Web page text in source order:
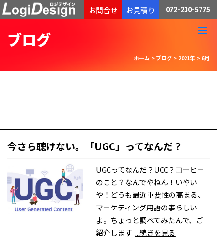
通販物流専門 低価格・発送代行のロジデザイン
お問合せ お見積り 072-230-5775
ブログ
ホーム > ブログ > 2021年 > 6月
今さら聴けない。「UGC」ってなんだ？
UGCってなんだ？UCC？コーヒー
のこと？なんでやねん！いやい
や！どうも最近重要性の高まる、
マーケティング用語の事らしい
よ。ちょっと調べてみたんで、ご
紹介します ...続きを見る